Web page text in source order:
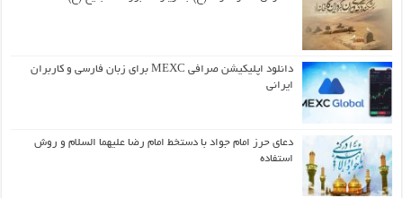
دانلود اپلیکیشن صرافی MEXC برای زبان فارسی و کاربران
ایرانی
دعای حرز امام جواد با دستخط امام رضا علیهما السلام و روش
استفاده